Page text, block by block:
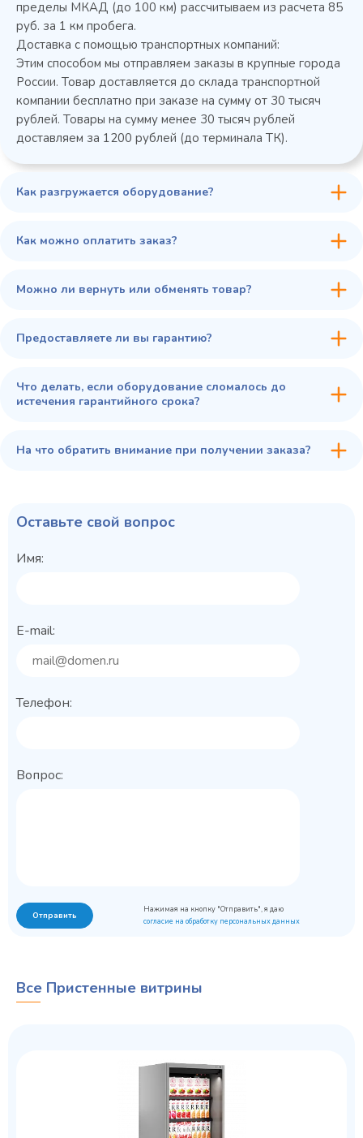
45 900 ₽
пределы МКАД (до 100 км) рассчитываем из расчета 85
руб. за 1 км пробега.
Доставка с помощью транспортных компаний:
Этим способом мы отправляем заказы в крупные города
России. Товар доставляется до склада транспортной
компании бесплатно при заказе на сумму от 30 тысяч
рублей. Товары на сумму менее 30 тысяч рублей
доставляем за 1200 рублей (до терминала ТК).
Как разгружается оборудование?
Как можно оплатить заказ?
Можно ли вернуть или обменять товар?
Предоставляете ли вы гарантию?
Что делать, если оборудование сломалось до
истечения гарантийного срока?
На что обратить внимание при получении заказа?
Оставьте свой вопрос
Имя:
E-mail:
Телефон:
Вопрос:
Отправить
Нажимая на кнопку "Отправить", я даю
согласие на обработку персональных данных
Все Пристенные витрины